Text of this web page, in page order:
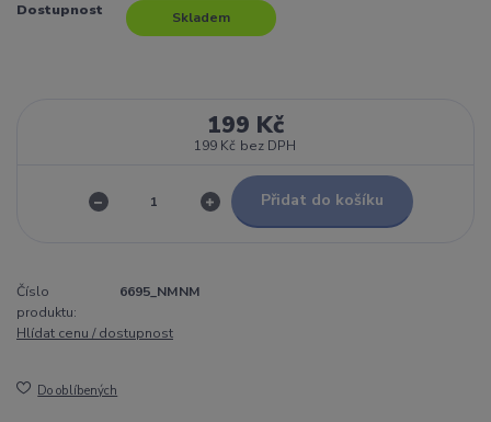
Dostupnost Skladem
199 Kč
199 Kč bez DPH
Přidat do košíku
Číslo
produktu:
6695_NMNM
Hlídat cenu / dostupnost
Do oblíbených